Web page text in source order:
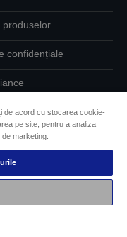
produselor
confidențiale
dumneavoastră
cookie
accesibilitate
de acord cu stocarea cookie-
pe site, pentru a analiza
marketing.